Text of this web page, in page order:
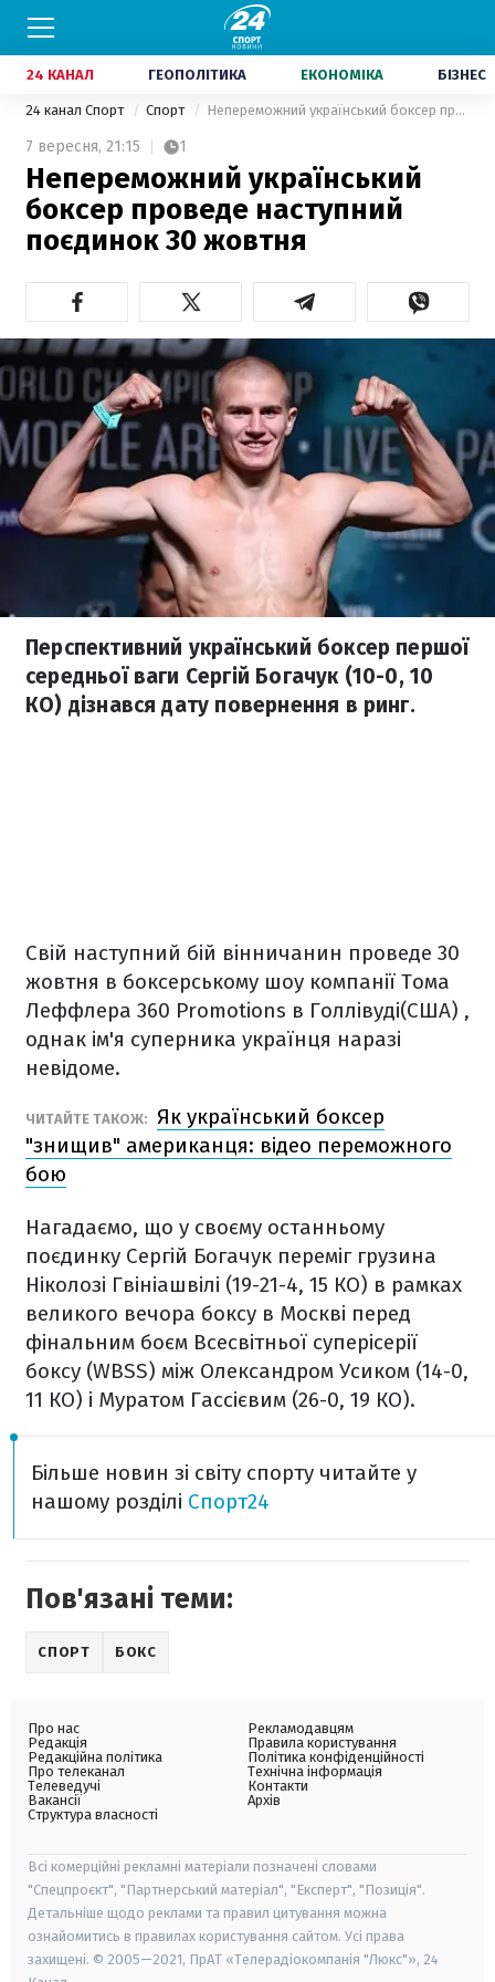
24 КАНАЛ ГЕОПОЛІТИКА ЕКОНОМІКА БІЗНЕС
24 канал Спорт Спорт Непереможний український боксер проведе наступний поєдинок 30 жовтня
7 вересня, 21:15 1
Непереможний український
боксер проведе наступний
поєдинок 30 жовтня
Перспективний український боксер першої
середньої ваги Сергій Богачук (10-0, 10
КО) дізнався дату повернення в ринг.
Свій наступний бій вінничанин проведе 30
жовтня в боксерському шоу компанії Тома
Леффлера 360 Promotions в Голлівуді(США) ,
однак ім'я суперника українця наразі
невідоме.
ЧИТАЙТЕ ТАКОЖ: Як український боксер
"знищив" американця: відео переможного
бою
Нагадаємо, що у своєму останньому
поєдинку Сергій Богачук переміг грузина
Ніколозі Гвініашвілі (19-21-4, 15 КО) в рамках
великого вечора боксу в Москві перед
фінальним боєм Всесвітньої суперісерії
боксу (WBSS) між Олександром Усиком (14-0,
11 КО) і Муратом Гассієвим (26-0, 19 КО).
Більше новин зі світу спорту читайте у
нашому розділі Спорт24
Пов'язані теми:
СПОРТ БОКС
Про нас
Редакція
Редакційна політика
Про телеканал
Телеведучі
Вакансії
Структура власності
Рекламодавцям
Правила користування
Політика конфіденційності
Технічна інформація
Контакти
Архів
Всі комерційні рекламні матеріали позначені словами
"Спецпроєкт", "Партнерський матеріал", "Експерт", "Позиція".
Детальніше щодо реклами та правил цитування можна
ознайомитись в правилах користування сайтом. Усі права
захищені. © 2005—2021, ПрАТ «Телерадіокомпанія "Люкс"», 24